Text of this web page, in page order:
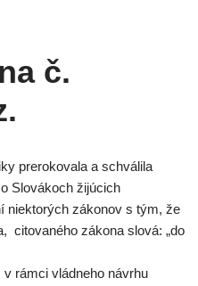
č.
prerokovala a schválila
Slovákoch žijúcich
niektorých zákonov s tým, že
citovaného zákona slová: „do
rámci vládneho návrhu